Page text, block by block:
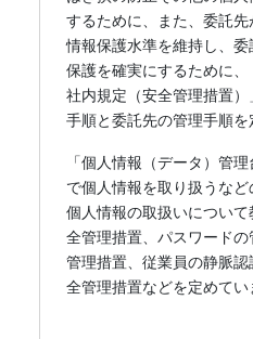
するために、また、委託
情報保護水準を維持し、
保護を確実にするために
社内規定（安全管理措置
手順と委託先の管理手順を
「個人情報（データ）管
で個人情報を取り扱うなど
個人情報の取扱いについ
全管理措置、パスワード
管理措置、従業員の静脈
全管理措置などを定めてい